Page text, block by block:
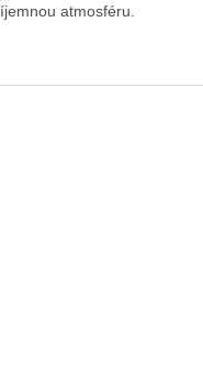
atmosféru.